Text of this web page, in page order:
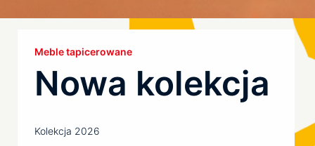
Meble tapicerowane
Nowa kolekcja
Kolekcja 2026